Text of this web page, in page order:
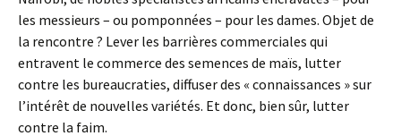
les messieurs – ou pomponnées – pour les dames. Objet de
la rencontre ? Lever les barrières commerciales qui
entravent le commerce des semences de maïs, lutter
contre les bureaucraties, diffuser des « connaissances » sur
l’intérêt de nouvelles variétés. Et donc, bien sûr, lutter
contre la faim.